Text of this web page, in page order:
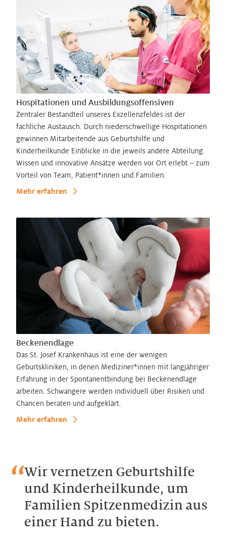
Hospitationen und Ausbildungsoffensiven
Zentraler Bestandteil unseres Exzellenzfeldes ist der
fachliche Austausch. Durch niederschwellige Hospitationen
gewinnen Mitarbeitende aus Geburtshilfe und
Kinderheilkunde Einblicke in die jeweils andere Abteilung.
Wissen und innovative Ansätze werden vor Ort erlebt – zum
Vorteil von Team, Patient*innen und Familien.
Mehr erfahren
Beckenendlage
Das St. Josef Krankenhaus ist eine der wenigen
Geburtskliniken, in denen Mediziner*innen mit langjähriger
Erfahrung in der Spontanentbindung bei Beckenendlage
arbeiten. Schwangere werden individuell über Risiken und
Chancen beraten und aufgeklärt.
Mehr erfahren
Wir vernetzen Geburtshilfe
und Kinderheilkunde, um
Familien Spitzenmedizin aus
einer Hand zu bieten.